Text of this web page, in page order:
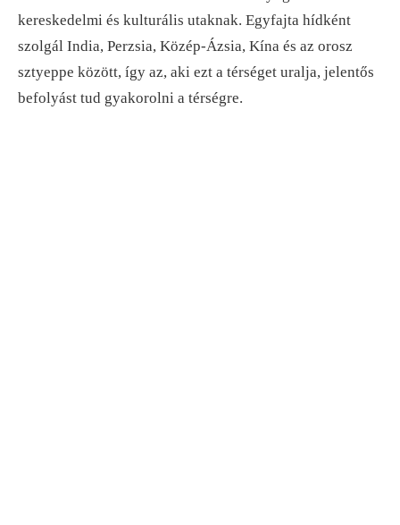
kereskedelmi és kulturális utaknak. Egyfajta hídként
szolgál India, Perzsia, Közép-Ázsia, Kína és az orosz
sztyeppe között, így az, aki ezt a térséget uralja, jelentős
befolyást tud gyakorolni a térségre.